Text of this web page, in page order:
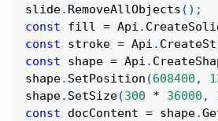
slide. RemoveAllObjects ( ) ;
const fill = Api .
const stroke = Api .
const shape = Api .
shape. SetPosition (608400 ,
shape. SetSize(300 * 36000 ,
const docContent = shape.